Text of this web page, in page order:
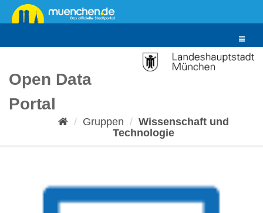
Überspringen
zum
Toggle
Open Data
Portal
Gruppen
Wissenschaft und
Technologie